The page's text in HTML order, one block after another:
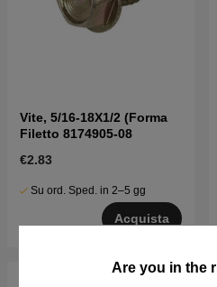
Are you in the
Vite, 5/16-18X1/2 (Forma
Filetto 8174905-08
€2.83
Su ord. Sped. in 2–5 gg
Acquista